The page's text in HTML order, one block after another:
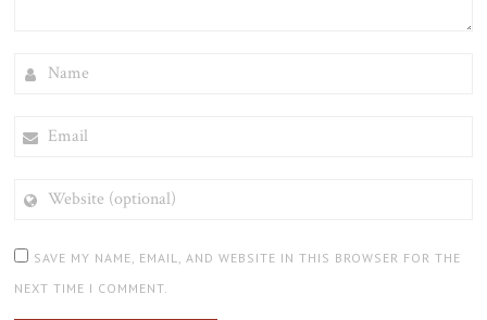
(OPTIONAL)
SAVE MY NAME, EMAIL, AND WEBSITE IN THIS BROWSER FOR THE
NEXT TIME I COMMENT.